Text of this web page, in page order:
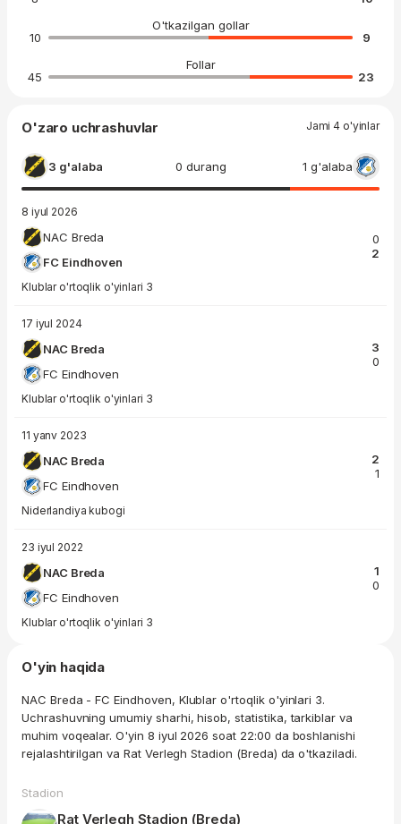
O'tkazilgan gollar
10
9
Follar
45
23
O'zaro uchrashuvlar Jami 4 o'yinlar
3 g'alaba 0 durang 1 g'alaba
8 iyul 2026
NAC Breda
FC Eindhoven
0
2
Klublar o'rtoqlik o'yinlari 3
17 iyul 2024
NAC Breda
FC Eindhoven
3
0
Klublar o'rtoqlik o'yinlari 3
11 yanv 2023
NAC Breda
FC Eindhoven
2
1
Niderlandiya kubogi
23 iyul 2022
NAC Breda
FC Eindhoven
1
0
Klublar o'rtoqlik o'yinlari 3
O'yin haqida
NAC Breda - FC Eindhoven, Klublar o'rtoqlik o'yinlari 3.
Uchrashuvning umumiy sharhi, hisob, statistika, tarkiblar va
muhim voqealar. O'yin 8 iyul 2026 soat 22:00 da boshlanishi
rejalashtirilgan va Rat Verlegh Stadion (Breda) da o'tkaziladi.
Stadion
Rat Verlegh Stadion (Breda)